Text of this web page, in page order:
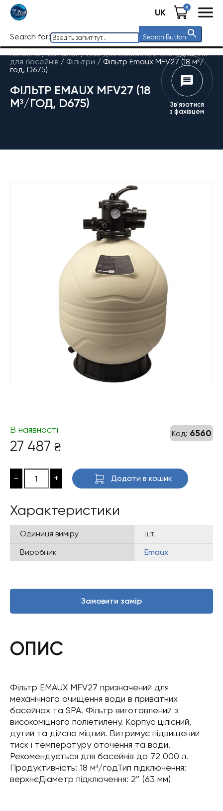
UK 0
Search for: Search Button
Головна / Каталог/Все для басейнів/Обладнання
для басейнів / Фільтри / Фільтр Emaux MFV27 (18 м³/
год, D675)
ФІЛЬТР EMAUX MFV27 (18
М³/ГОД, D675)
Зв'язатися
з фахівцем
Код: 6560
В наявності
27 487 ₴
- + Додати в кошик
Характеристики
Одиниця виміру
шт.
Виробник
Emaux
Замовити замір
ОПИС
Фільтр EMAUX MFV27 призначений для
механічного очищення води в приватних
басейнах та SPA. Фільтр виготовлений з
високоміцного поліетилену. Корпус цілісний,
дутий та дійсно міцний. Витримує підвищений
тиск і температуру оточення та води.
Рекомендується для басейнів до 72 000 л.
Продуктивність: 18 м³/годТип підключення:
верхнєДіаметр підключення: 2″ (63 мм)